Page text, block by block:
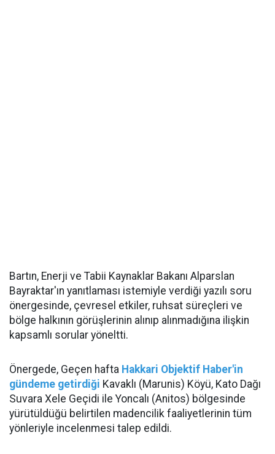
Bartın, Enerji ve Tabii Kaynaklar Bakanı Alparslan
Bayraktar'ın yanıtlaması istemiyle verdiği yazılı soru
önergesinde, çevresel etkiler, ruhsat süreçleri ve
bölge halkının görüşlerinin alınıp alınmadığına ilişkin
kapsamlı sorular yöneltti.
Önergede, Geçen hafta Hakkari Objektif Haber'in
gündeme getirdiği Kavaklı (Marunis) Köyü, Kato Dağı
Suvara Xele Geçidi ile Yoncalı (Anitos) bölgesinde
yürütüldüğü belirtilen madencilik faaliyetlerinin tüm
yönleriyle incelenmesi talep edildi.